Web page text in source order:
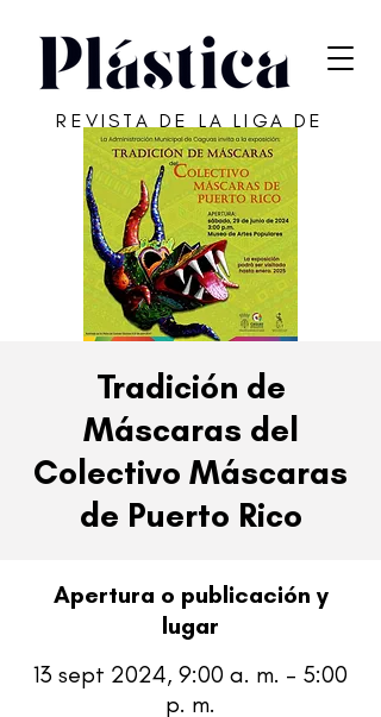
REVISTA DE LA LIGA DE
ARTE DE SAN JUAN
Tradición de
Máscaras del
Colectivo Máscaras
de Puerto Rico
Apertura o publicación y
lugar
13 sept 2024, 9:00 a. m. – 5:00
p. m.